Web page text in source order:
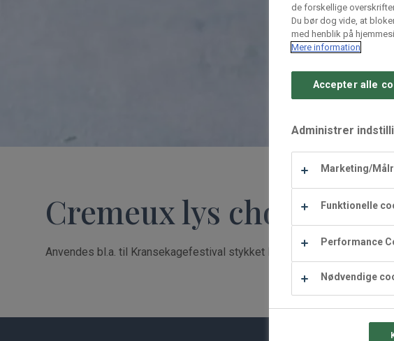
Cremeux lys chokolade
Anvendes bl.a. til Kransekagefestival stykket lys chokolade.
de forskellige
Du bør dog vide, at
med henblik på
Mere information
Accepter alle
Administrer
Marketing/
Funktionelle
Performance
Nødvendige